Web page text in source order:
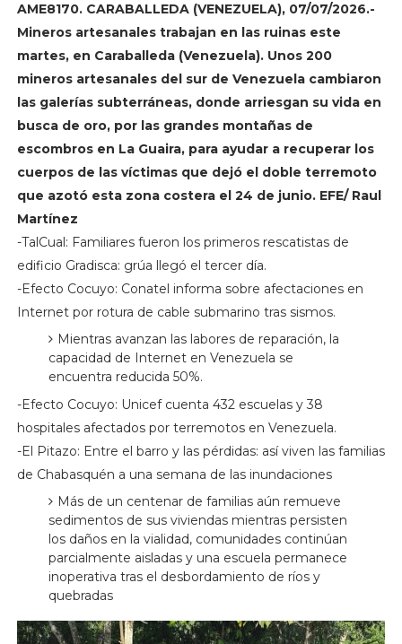
AME8170. CARABALLEDA (VENEZUELA), 07/07/2026.-
Mineros artesanales trabajan en las ruinas este
martes, en Caraballeda (Venezuela). Unos 200
mineros artesanales del sur de Venezuela cambiaron
las galerías subterráneas, donde arriesgan su vida en
busca de oro, por las grandes montañas de
escombros en La Guaira, para ayudar a recuperar los
cuerpos de las víctimas que dejó el doble terremoto
que azotó esta zona costera el 24 de junio. EFE/ Raul
Martínez
-TalCual: Familiares fueron los primeros rescatistas de
edificio Gradisca: grúa llegó el tercer día.
-Efecto Cocuyo: Conatel informa sobre afectaciones en
Internet por rotura de cable submarino tras sismos.
Mientras avanzan las labores de reparación, la
capacidad de Internet en Venezuela se
encuentra reducida 50%.
-Efecto Cocuyo: Unicef cuenta 432 escuelas y 38
hospitales afectados por terremotos en Venezuela.
-El Pitazo: Entre el barro y las pérdidas: así viven las familias
de Chabasquén a una semana de las inundaciones
Más de un centenar de familias aún remueve
sedimentos de sus viviendas mientras persisten
los daños en la vialidad, comunidades continúan
parcialmente aisladas y una escuela permanece
inoperativa tras el desbordamiento de ríos y
quebradas